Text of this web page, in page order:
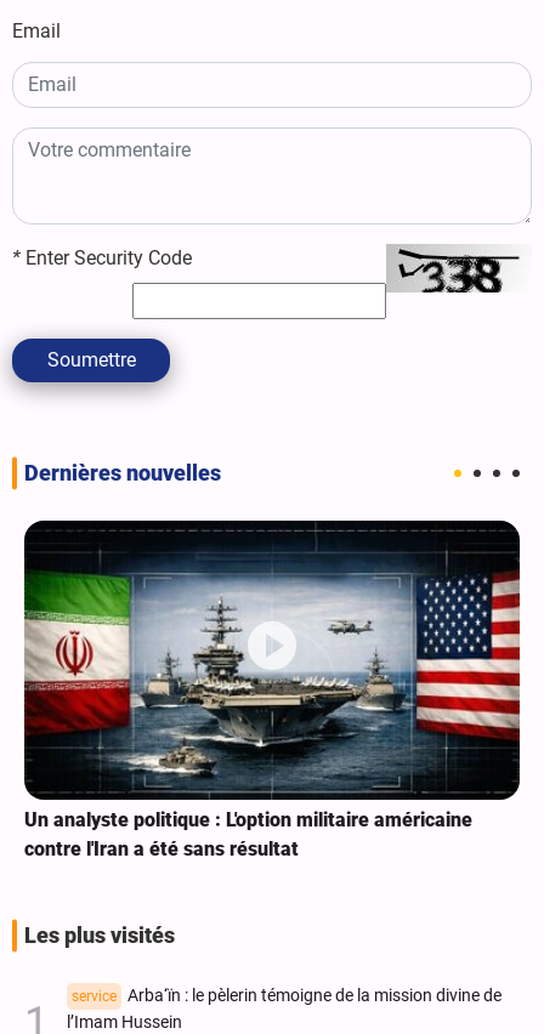
Email
* Enter Security Code
Soumettre
Dernières nouvelles
Un analyste politique : L'option militaire américaine
contre l'Iran a été sans résultat
Les plus visités
service
Arba‘ïn : le pèlerin témoigne de la mission divine de
l’Imam Hussein